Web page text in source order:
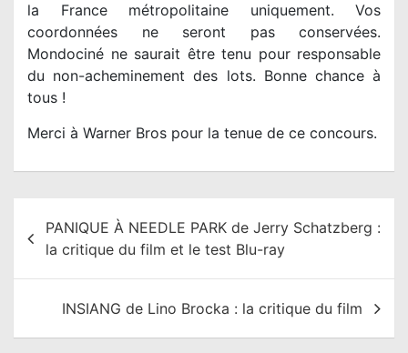
la France métropolitaine uniquement. Vos
coordonnées ne seront pas conservées.
Mondociné ne saurait être tenu pour responsable
du non-acheminement des lots. Bonne chance à
tous !
Merci à Warner Bros pour la tenue de ce concours.
PANIQUE À NEEDLE PARK de Jerry Schatzberg :
la critique du film et le test Blu-ray
INSIANG de Lino Brocka : la critique du film